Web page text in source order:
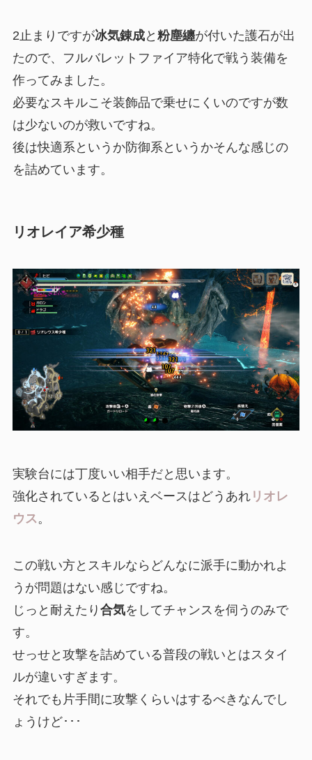
2止まりですが冰気錬成と 粉塵纏が付いた護石が出
たので、フルバレットファイア特化で戦う装備を
作ってみました。
必要なスキルこそ装飾品で乗せにくいのですが数
は少ないのが救いですね。
後は快適系というか防御系というかそんな感じの
を詰めています。
リオレイア希少種
実験台には丁度いい相手だと思います。
強化されているとはいえベースはどうあれリオレ
ウス 。
この戦い方とスキルならどんなに派手に動かれよ
うが問題はない感じですね。
じっと耐えたり 合気をしてチャンスを伺うのみで
す。
せっせと攻撃を詰めている普段の戦いとはスタイ
ルが違いすぎます。
それでも片手間に攻撃くらいはするべきなんでし
ょうけど･･･